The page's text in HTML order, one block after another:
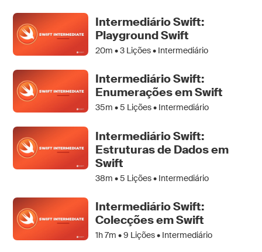
Intermediário Swift:
Playground Swift
20m •3 Lições • Intermediário
Intermediário Swift:
Enumerações em Swift
35m •5 Lições • Intermediário
Intermediário Swift:
Estruturas de Dados em
Swift
38m •5 Lições • Intermediário
Intermediário Swift:
Colecções em Swift
1h 7m •9 Lições • Intermediário